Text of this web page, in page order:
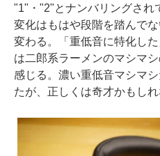
"1"・"2"とナンバリングされ
変化はもはや段階を踏んで
変わる。「重低音に特化し
は二郎系ラーメンのマシマ
感じる。濃い重低音マシマ
たが、正しくは奇才かもしれ